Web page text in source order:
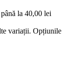
la 40,00 lei
variații. Opțiunile